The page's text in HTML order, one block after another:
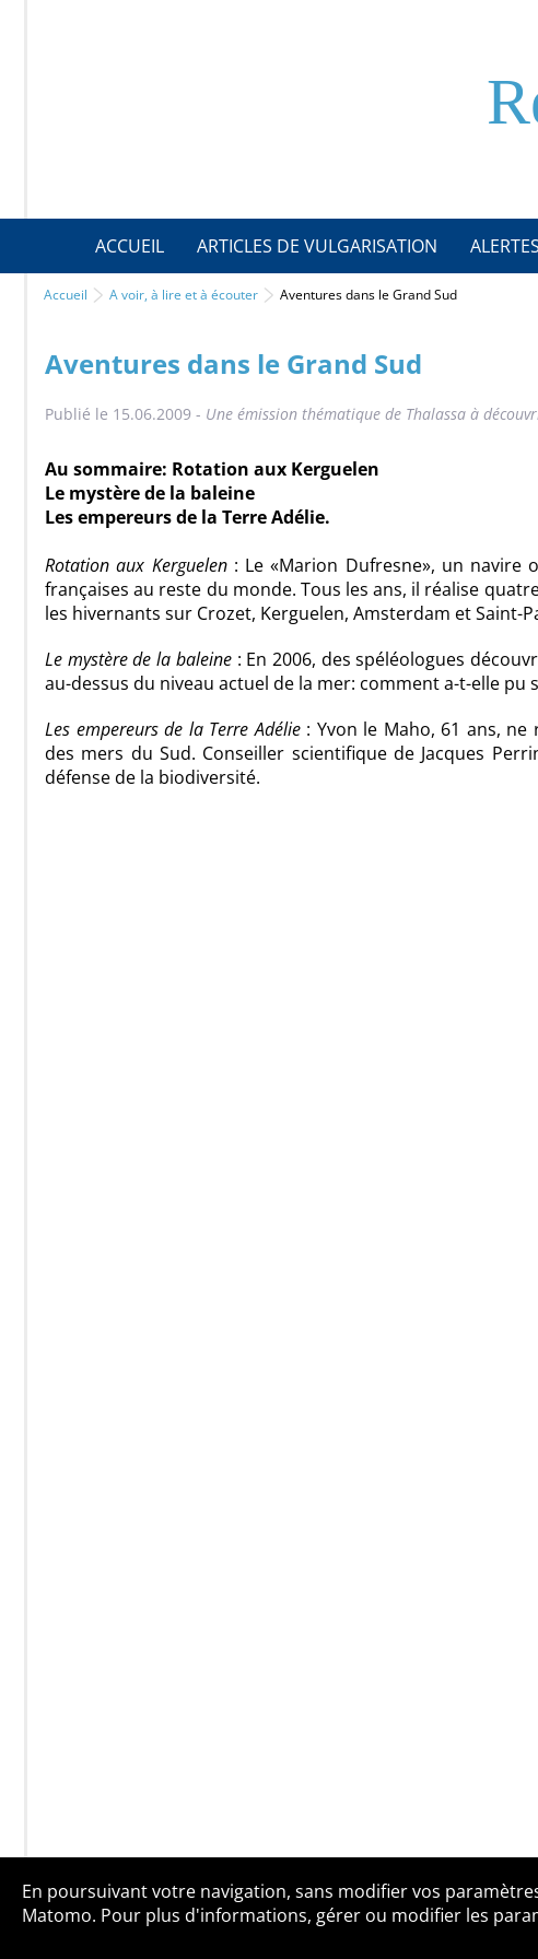
ACCUEIL ARTICLES DE VULGARISATION
Accueil A voir, à lire et à écouter Aventures dans le Grand Sud
Aventures dans le Grand Sud
Publié le 15.06.2009 - Une émission thématique de Thalassa à
Au sommaire: Rotation aux Kerguelen
Le mystère de la baleine
Les empereurs de la Terre Adélie.
Rotation aux Kerguelen: Le «Marion Dufresne», un navire
françaises au reste du monde. Tous les ans, il réalise
les hivernants sur Crozet, Kerguelen, Amsterdam et Saint-
Le mystère de la baleine: En 2006, des spéléologues
au-dessus du niveau actuel de la mer: comment a-t-elle pu
Les empereurs de la Terre Adélie: Yvon le Maho, 61 ans, ne
des mers du Sud. Conseiller scientifique de Jacques
défense de la biodiversité.
Qui sommes-nous ?
En poursuivant votre navigation, sans modifier vos
Matomo. Pour plus d'informations, gérer ou modifier les